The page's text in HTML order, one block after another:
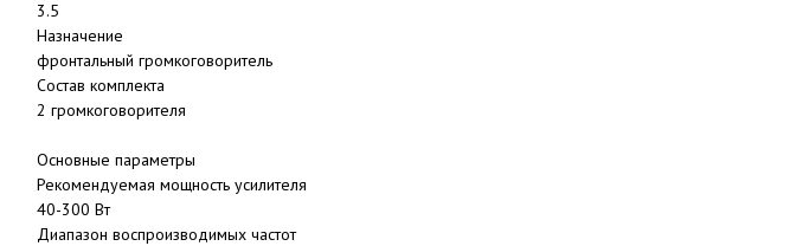
3.5
Назначение
фронтальный громкоговоритель
Состав комплекта
2 громкоговорителя
Основные параметры
Рекомендуемая мощность усилителя
40-300 Вт
Диапазон воспроизводимых частот